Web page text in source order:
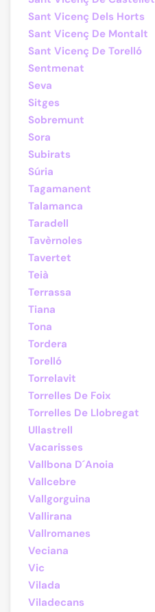
Sant Vicenç Dels Horts
Sant Vicenç De Montalt
Sant Vicenç De Torelló
Sentmenat
Seva
Sitges
Sobremunt
Sora
Subirats
Súria
Tagamanent
Talamanca
Taradell
Tavèrnoles
Tavertet
Teià
Terrassa
Tiana
Tona
Tordera
Torelló
Torrelavit
Torrelles De Foix
Torrelles De Llobregat
Ullastrell
Vacarisses
Vallbona D´Anoia
Vallcebre
Vallgorguina
Vallirana
Vallromanes
Veciana
Vic
Vilada
Viladecans